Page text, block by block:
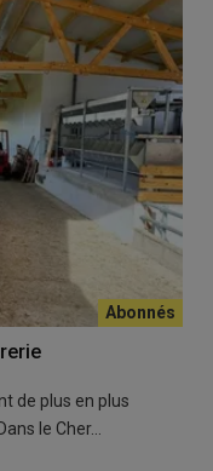
de plus en plus
le Cher…